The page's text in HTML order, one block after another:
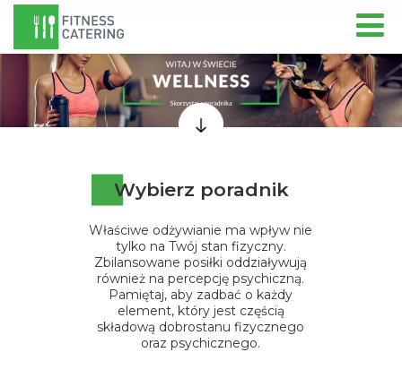
Wybierz poradnik
Właściwe odżywianie ma wpływ nie
tylko na Twój stan fizyczny.
Zbilansowane posiłki oddziaływują
również na percepcję psychiczną.
Pamiętaj, aby zadbać o każdy
element, który jest częścią
składową dobrostanu fizycznego
oraz psychicznego.